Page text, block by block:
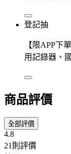
登記抽
【限APP下
用記錄器、
商品評價
全部評價
4.8
21則評價